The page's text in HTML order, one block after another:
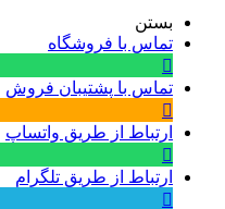
بستن
تماس با فروشگاه
تماس با پشتیبان فروش
ارتباط از طریق واتساپ
ارتباط از طریق تلگرام